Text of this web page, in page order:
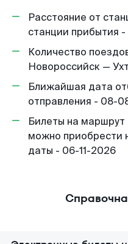
Расстояние от
станции прибытия
Количество
Новороссийск —
Ближайшая дата
отправления - 08-
Билеты на
можно приобрести
даты - 06-11-2026